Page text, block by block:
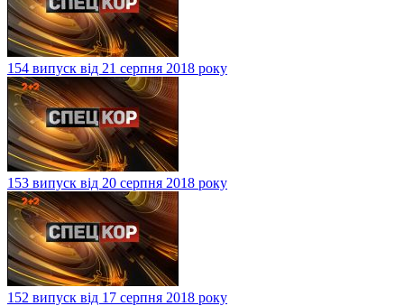
154 випуск від 21 серпня 2018 року
153 випуск від 20 серпня 2018 року
152 випуск від 17 серпня 2018 року